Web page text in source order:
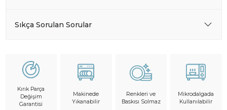
Sıkça Sorulan Sorular
Kırık Parça
Değişim
Garantisi
Makinede
Yıkanabilir
Renkleri ve
Baskısı Solmaz
Mikrodalgada
Kullanılabilir